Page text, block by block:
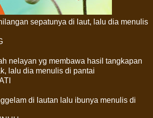
sepatunya di laut, lalu dia menulis
nelayan yg membawa hasil tangkapan
lalu dia menulis di pantai
di lautan lalu ibunya menulis di